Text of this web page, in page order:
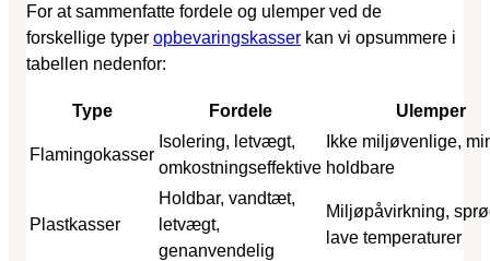
For at sammenfatte fordele og ulemper ved de
forskellige typer opbevaringskasser kan vi opsummere i
tabellen nedenfor:
Type Fordele Ulemper
Flamingokasser
Isolering, letvægt,
omkostningseffektive
Ikke miljøvenlige,
holdbare
Plastkasser
Holdbar, vandtæt,
letvægt,
genanvendelig
Miljøpåvirkning,
lave temperaturer